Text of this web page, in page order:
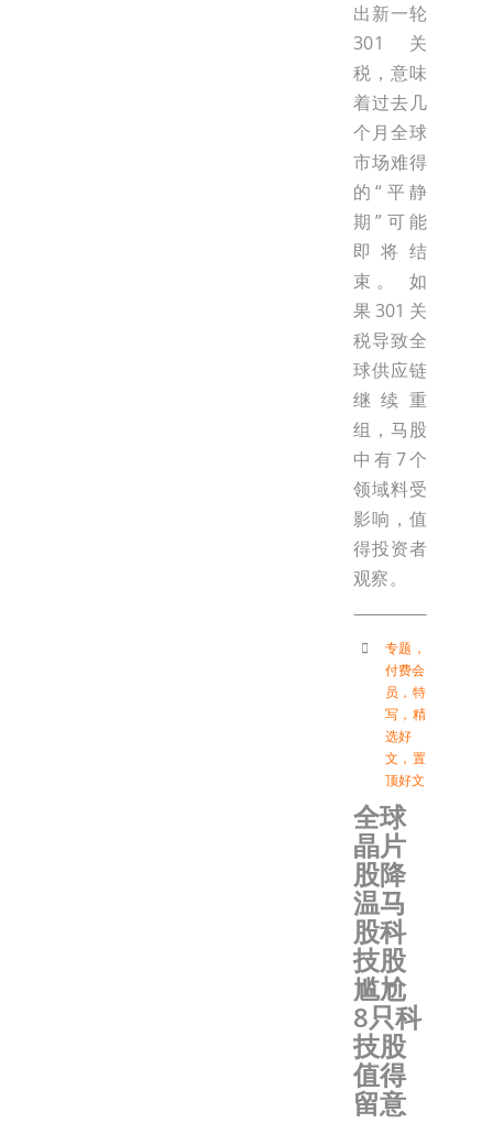
出新一轮
301关
税，意味
着过去几
个月全球
市场难得
的“平静
期”可能
即将结
束。 如
果301关
税导致全
球供应链
继续重
组，马股
中有7个
领域料受
影响，值
得投资者
观察。
专题 ，
付费会
员 ， 特
写 ， 精
选好
文 ， 置
顶好文
全球
晶片
股降
温马
股科
技股
尴尬
8只科
技股
值得
留意